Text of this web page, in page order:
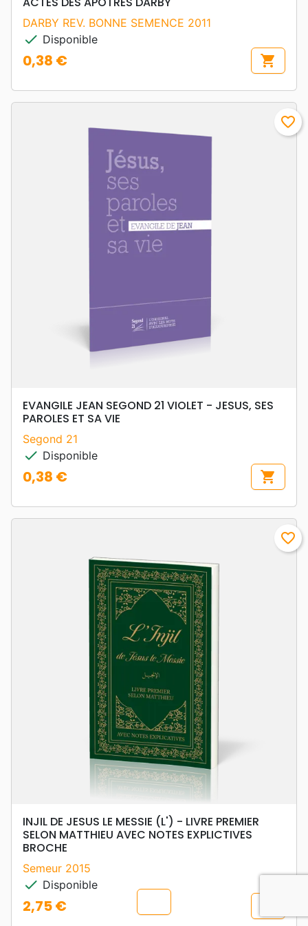
DARBY REV. BONNE SEMENCE 2011
check Disponible
Prix
0,38 € shopping_cart
favorite_border
EVANGILE JEAN SEGOND 21 VIOLET - JESUS, SES
PAROLES ET SA VIE
Segond 21
check Disponible
Prix
0,38 € shopping_cart
favorite_border
INJIL DE JESUS LE MESSIE (L') - LIVRE PREMIER
SELON MATTHIEU AVEC NOTES EXPLICTIVES
BROCHE
Semeur 2015
check Disponible
Prix
2,75 €